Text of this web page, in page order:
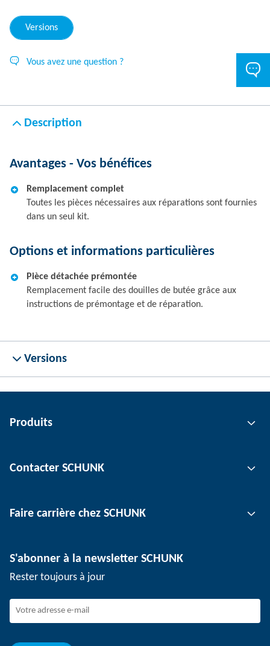
Versions
Vous avez une question ?
Description
Avantages - Vos bénéfices
Remplacement complet
Toutes les pièces nécessaires aux réparations sont fournies
dans un seul kit.
Options et informations particulières
Pièce détachée prémontée
Remplacement facile des douilles de butée grâce aux
instructions de prémontage et de réparation.
Versions
Produits
Technologie d'automatisation
Technologie de serrage de pièce
Contacter SCHUNK
Sites
Événements
Dispositif de signalement SCHUNK
Faire carrière chez SCHUNK
Travailler chez SCHUNK
Jeunes professionnels
S'abonner à la newsletter SCHUNK
Rester toujours à jour